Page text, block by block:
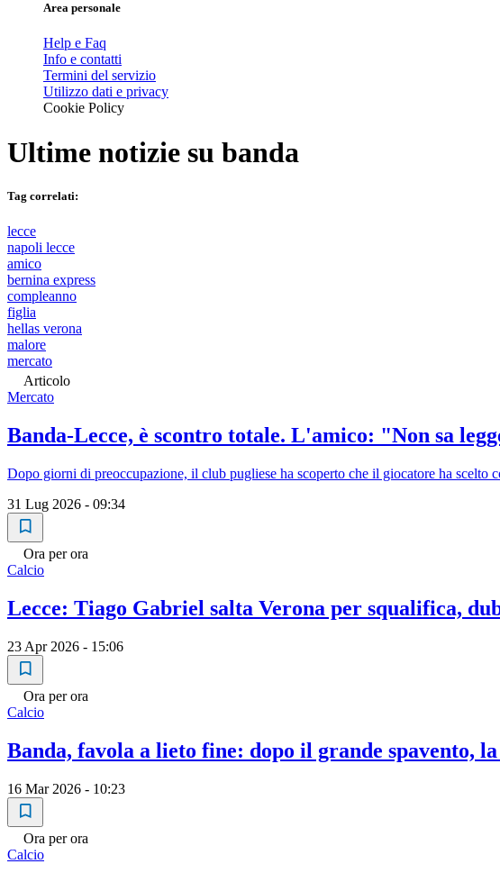
Area personale
Help e Faq
Info e contatti
Termini del servizio
Utilizzo dati e privacy
Cookie Policy
Ultime notizie su banda
Tag correlati:
lecce
napoli lecce
amico
bernina express
compleanno
figlia
hellas verona
malore
mercato
Articolo
Mercato
Banda-Lecce, è scontro totale. L'amico: "Non sa
Dopo giorni di preoccupazione, il club pugliese ha scoperto che il giocatore ha scelto
31 Lug 2026 - 09:34
Ora per ora
Calcio
Lecce: Tiago Gabriel salta Verona per squalifica,
23 Apr 2026 - 15:06
Ora per ora
Calcio
Banda, favola a lieto fine: dopo il grande spavento,
16 Mar 2026 - 10:23
Ora per ora
Calcio